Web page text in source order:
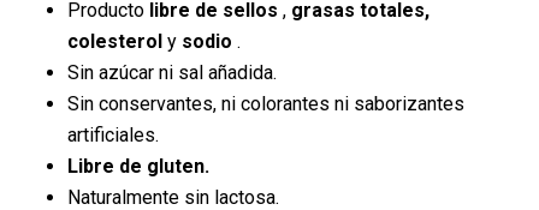
Producto libre de sellos , grasas totales,
colesterol y sodio .
Sin azúcar ni sal añadida.
Sin conservantes, ni colorantes ni saborizantes
artificiales.
Libre de gluten.
Naturalmente sin lactosa.